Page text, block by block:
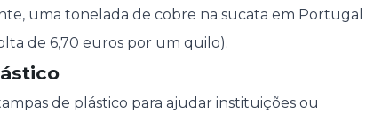
uma tonelada de cobre na sucata em Portugal
de 6,70 euros por um quilo).
de plástico para ajudar instituições ou